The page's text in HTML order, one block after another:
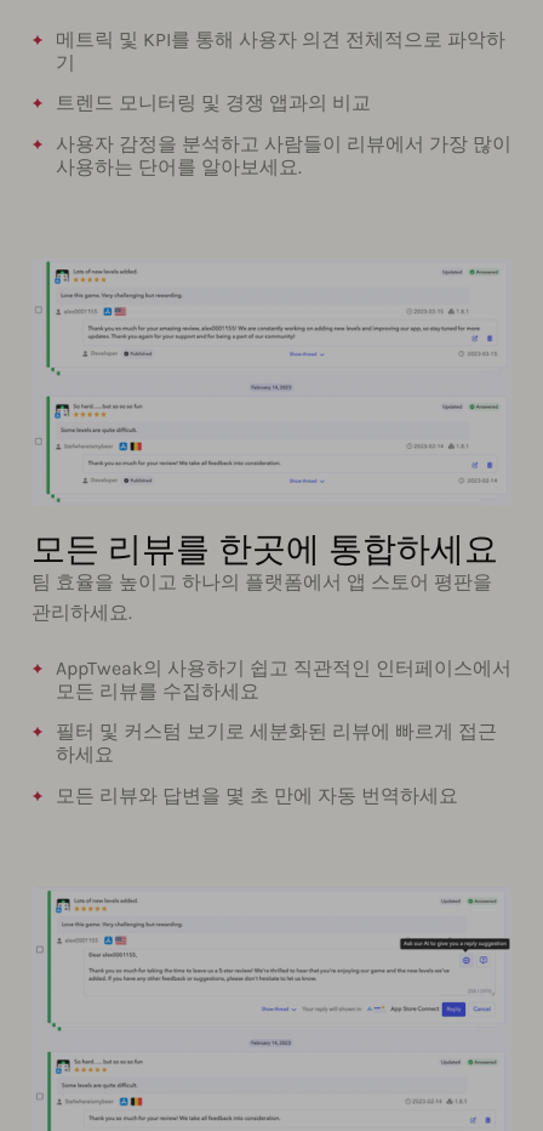
메트릭 및 KPI를 통해 사용자 의견 전체적으로 파악하
기
트렌드 모니터링 및 경쟁 앱과의 비교
사용자 감정을 분석하고 사람들이 리뷰에서 가장 많이
사용하는 단어를 알아보세요.
모든 리뷰를 한곳에 통합하세요
팀 효율을 높이고 하나의 플랫폼에서 앱 스토어 평판을
관리하세요.
AppTweak의 사용하기 쉽고 직관적인 인터페이스에서
모든 리뷰를 수집하세요
필터 및 커스텀 보기로 세분화된 리뷰에 빠르게 접근
하세요
모든 리뷰와 답변을 몇 초 만에 자동 번역하세요